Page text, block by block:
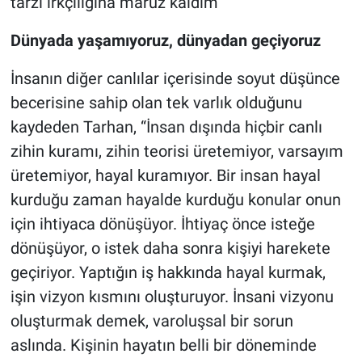
Dünyada yaşamıyoruz, dünyadan geçiyoruz
İnsanın diğer canlılar içerisinde soyut düşünce
becerisine sahip olan tek varlık olduğunu
kaydeden Tarhan, “İnsan dışında hiçbir canlı
zihin kuramı, zihin teorisi üretemiyor, varsayım
üretemiyor, hayal kuramıyor. Bir insan hayal
kurduğu zaman hayalde kurduğu konular onun
için ihtiyaca dönüşüyor. İhtiyaç önce isteğe
dönüşüyor, o istek daha sonra kişiyi harekete
geçiriyor. Yaptığın iş hakkında hayal kurmak,
işin vizyon kısmını oluşturuyor. İnsani vizyonu
oluşturmak demek, varoluşsal bir sorun
aslında. Kişinin hayatın belli bir döneminde